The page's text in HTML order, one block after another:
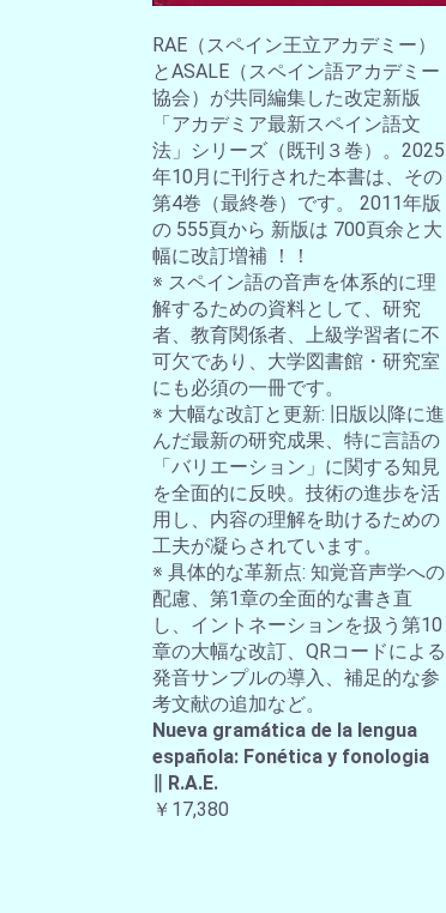
RAE（スペイン王立アカデミー）
とASALE（スペイン語アカデミー
協会）が共同編集した改定新版
「アカデミア最新スペイン語文
法」シリーズ（既刊３巻）。2025
年10月に刊行された本書は、その
第4巻（最終巻）です。 2011年版
の 555頁から 新版は 700頁余と大
幅に改訂増補 ！！
※ スペイン語の音声を体系的に理
解するための資料として、研究
者、教育関係者、上級学習者に不
可欠であり、大学図書館・研究室
にも必須の一冊です。
※ 大幅な改訂と更新: 旧版以降に進
んだ最新の研究成果、特に言語の
「バリエーション」に関する知見
を全面的に反映。技術の進歩を活
用し、内容の理解を助けるための
工夫が凝らされています。
※ 具体的な革新点: 知覚音声学への
配慮、第1章の全面的な書き直
し、イントネーションを扱う第10
章の大幅な改訂、QRコードによる
発音サンプルの導入、補足的な参
考文献の追加など。
Nueva gramática de la lengua
española: Fonética y fonologia
∥ R.A.E.
￥17,380